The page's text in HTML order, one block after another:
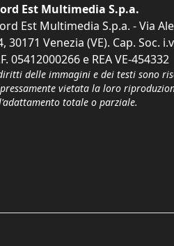
Est Multimedia S.p.a.
Est Multimedia S.p.a. - Via
30171 Venezia (VE). Cap. Soc.
05412000266 e REA VE-454332
delle immagini e dei testi sono
vietata la loro
totale o parziale.